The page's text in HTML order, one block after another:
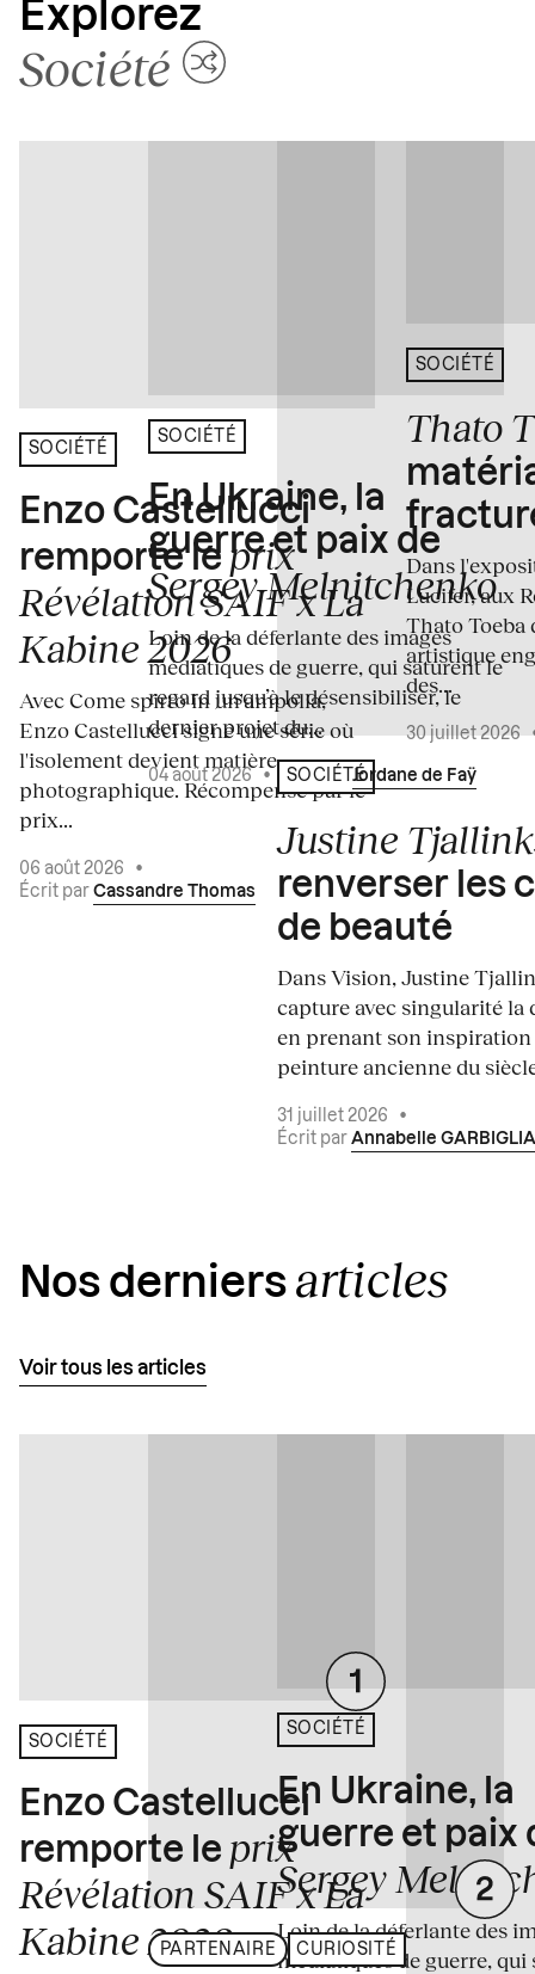
Explorez
Société
SOCIÉTÉ
Enzo Castellucci
remporte le prix
Révélation SAIF x La
Kabine 2026
Avec Come spirto in un'ampolla,
Enzo Castellucci signe une série où
l'isolement devient matière
photographique. Récompensé par le
prix...
06 août 2026
•
Écrit par Cassandre Thomas
SOCIÉTÉ
En Ukraine, la
guerre et paix de
Sergey Melnitchenko
Loin de la déferlante des images
médiatiques de guerre, qui saturent le
regard jusqu’à le désensibiliser, le
dernier projet du...
04 août 2026 • Écrit par Jordane de Faÿ
SOCIÉTÉ
Justine
renverser les
de beauté
Dans Vision, Justine
capture avec singularité la
en prenant son inspiration
peinture ancienne du
31 juillet 2026
•
Écrit par Annabelle GARBIGLIA
SOCIÉTÉ
Thato
Dans
Lucifer, aux
Thato Toeba
artistique
des...
30 juillet 2026
Nos derniers articles
Voir tous les articles
SOCIÉTÉ
Enzo Castellucci
remporte le prix
Révélation SAIF x La
Kabine 2026
PARTENAIRE CURIOSITÉ
SOCIÉTÉ
En Ukraine, la
guerre et paix
Sergey
Loin de la déferlante des
médiatiques de guerre, qui